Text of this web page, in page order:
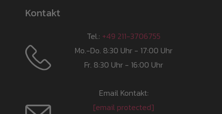
Kontakt
Tel.: +49 211-3706755
Mo.-Do. 8:30 Uhr - 17:00 Uhr
Fr. 8:30 Uhr - 16:00 Uhr
Email Kontakt:
[email protected]